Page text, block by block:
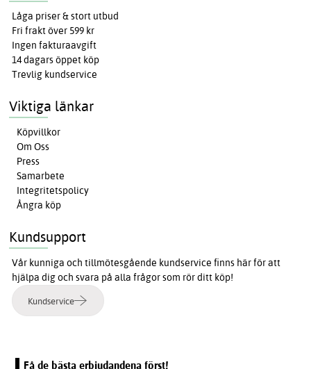
Låga priser & stort utbud
Fri frakt över 599 kr
Ingen fakturaavgift
14 dagars öppet köp
Trevlig kundservice
Viktiga länkar
Köpvillkor
Om Oss
Press
Samarbete
Integritetspolicy
Ångra köp
Kundsupport
Vår kunniga och tillmötesgående kundservice finns här för att
hjälpa dig och svara på alla frågor som rör ditt köp!
Kundservice
Få de bästa erbjudandena först!